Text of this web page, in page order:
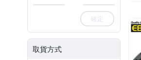
確定
取貨方式